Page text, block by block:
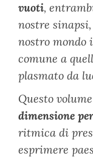
vuoti,
nostre
nostro mondo
comune a
plasmato da
Questo
dimensione
ritmica di
esprimere